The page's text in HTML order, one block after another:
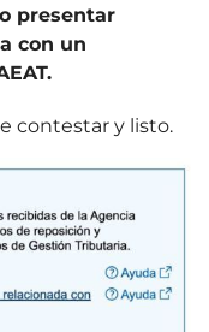
presentar
con un
contestar y listo.